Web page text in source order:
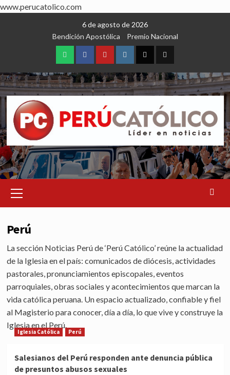
www.perucatolico.com
6 de agosto de 2026
Bendición Apostólica
Premio Nacional
WhatsAppFacebookYoutubeInstagram
X TikTok
Menu
Perú
La sección Noticias Perú de ‘Perú Católico’ reúne la actualidad
de la Iglesia en el país: comunicados de diócesis, actividades
pastorales, pronunciamientos episcopales, eventos
parroquiales, obras sociales y acontecimientos que marcan la
vida católica peruana. Un espacio actualizado, confiable y fiel
al Magisterio para conocer, día a día, lo que vive y construye la
Iglesia en el Perú.
Iglesia Católica Perú
Salesianos del Perú responden ante denuncia pública
de presuntos abusos sexuales